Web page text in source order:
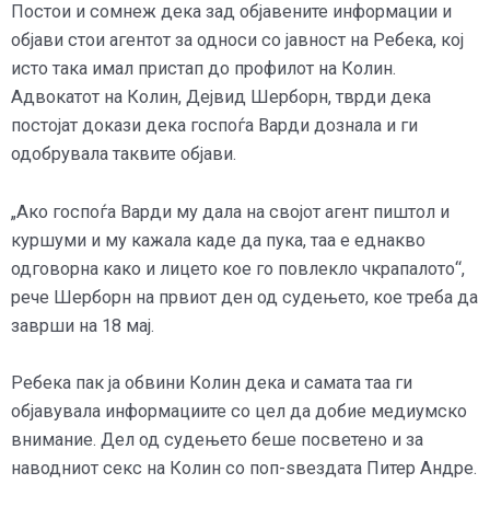
Постои и сомнеж дека зад објавените информации и
објави стои агентот за односи со јавност на Ребека, кој
исто така имал пристап до профилот на Колин.
Адвокатот на Колин, Дејвид Шерборн, тврди дека
постојат докази дека госпоѓа Варди дознала и ги
одобрувала таквите објави.
„Ако госпоѓа Варди му дала на својот агент пиштол и
куршуми и му кажала каде да пука, таа е еднакво
одговорна како и лицето кое го повлекло чкрапалото“,
рече Шерборн на првиот ден од судењето, кое треба да
заврши на 18 мај.
Ребека пак ја обвини Колин дека и самата таа ги
објавувала информациите со цел да добие медиумско
внимание. Дел од судењето беше посветено и за
наводниот секс на Колин со поп-ѕвездата Питер Андре.